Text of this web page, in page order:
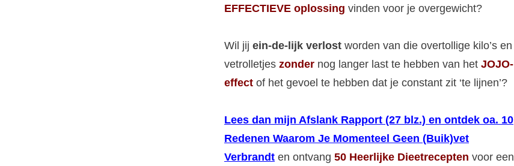
EFFECTIEVE oplossing vinden voor je overgewicht?
Wil jij ein-de-lijk verlost worden van die overtollige kilo’s en
vetrolletjes zonder nog langer last te hebben van het JOJO-
effect of het gevoel te hebben dat je constant zit ‘te lijnen’?
Lees dan mijn Afslank Rapport (27 blz.) en ontdek oa. 10
Redenen Waarom Je Momenteel Geen (Buik)vet
Verbrandt en ontvang 50 Heerlijke Dieetrecepten voor een